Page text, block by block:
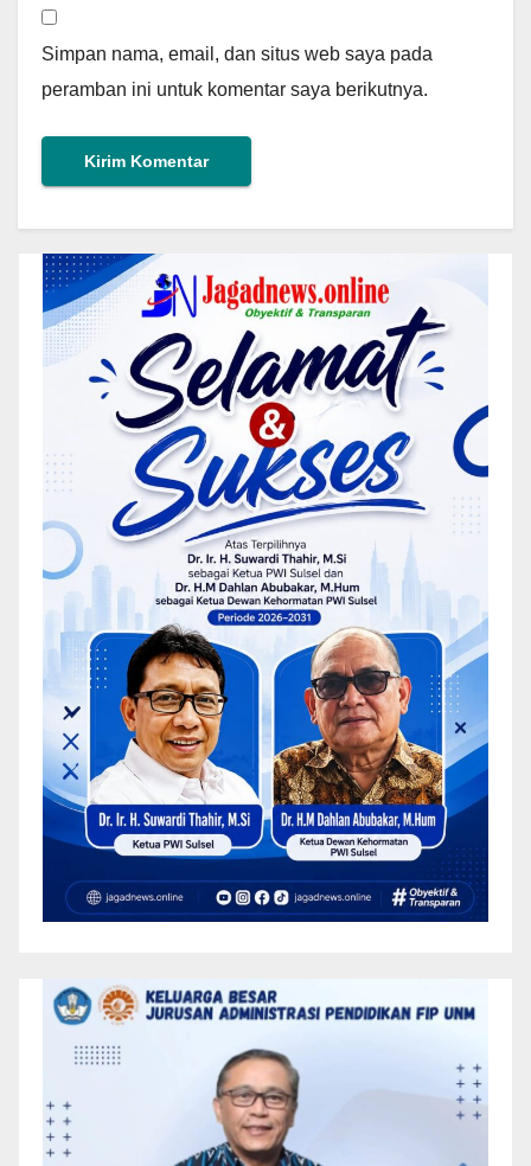
Simpan nama, email, dan situs web saya pada
peramban ini untuk komentar saya berikutnya.